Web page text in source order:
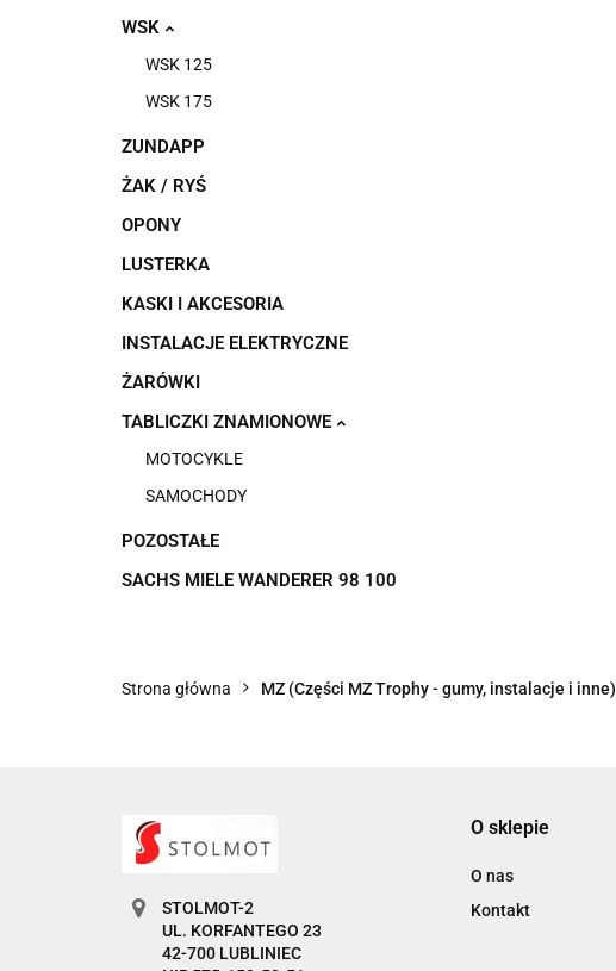
WSK
WSK 125
WSK 175
ZUNDAPP
ŻAK / RYŚ
OPONY
LUSTERKA
KASKI I AKCESORIA
INSTALACJE ELEKTRYCZNE
ŻARÓWKI
TABLICZKI ZNAMIONOWE
MOTOCYKLE
SAMOCHODY
POZOSTAŁE
SACHS MIELE WANDERER 98 100
Strona główna MZ (Części MZ Trophy - gumy, instalacje i inne)
STOLMOT-2
UL. KORFANTEGO 23
42-700 LUBLINIEC
O sklepie
O nas
Kontakt